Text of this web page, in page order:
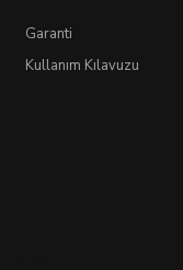
Garanti
Kullanım Kılavuzu